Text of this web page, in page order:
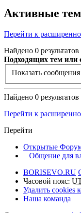
Активные
Перейти к
Найдено 0
Подходящих тем или
Показать сообщения
Найдено 0
Перейти к
Перейти
Открытые
Общение для
BORISEVO.RU
Часовой пояс:
Удалить cookies
Наша команда